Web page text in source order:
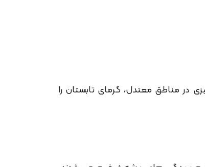
در مناطق معتدل، گرمای تابستان را